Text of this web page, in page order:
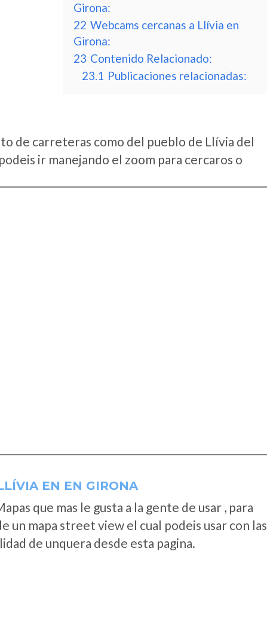
Girona:
22 Webcams cercanas a Llívia en
Girona:
23 Contenido Relacionado:
23.1 Publicaciones relacionadas:
de carreteras como del pueblo de Llívia del
ir manejando el zoom para cercaros o
EN EN GIRONA
que mas le gusta a la gente de usar , para
un mapa street view el cual podeis usar con las
de unquera desde esta pagina.